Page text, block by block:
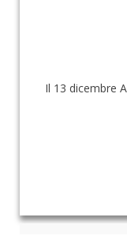
Il 13 dicembre